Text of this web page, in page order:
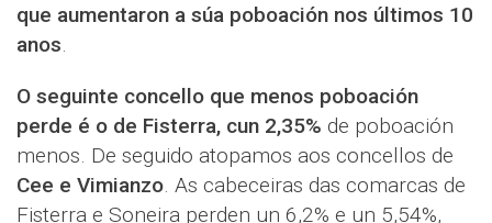
que aumentaron a súa poboación nos últimos 10
anos.
O seguinte concello que menos poboación
perde é o de Fisterra, cun 2,35% de poboación
menos. De seguido atopamos aos concellos de
Cee e Vimianzo. As cabeceiras das comarcas de
Fisterra e Soneira perden un 6,2% e un 5,54%,